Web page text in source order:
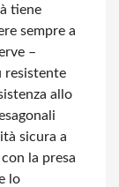
tiene
sempre a
–
resistente
allo
sicura a
la presa
lo